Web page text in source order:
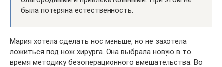
была потеряна естественность.
Мария хотела сделать нос меньше, но не захотела
ложиться под нож хирурга. Она выбрала новую в то
время методику безоперационного вмешательства. Во